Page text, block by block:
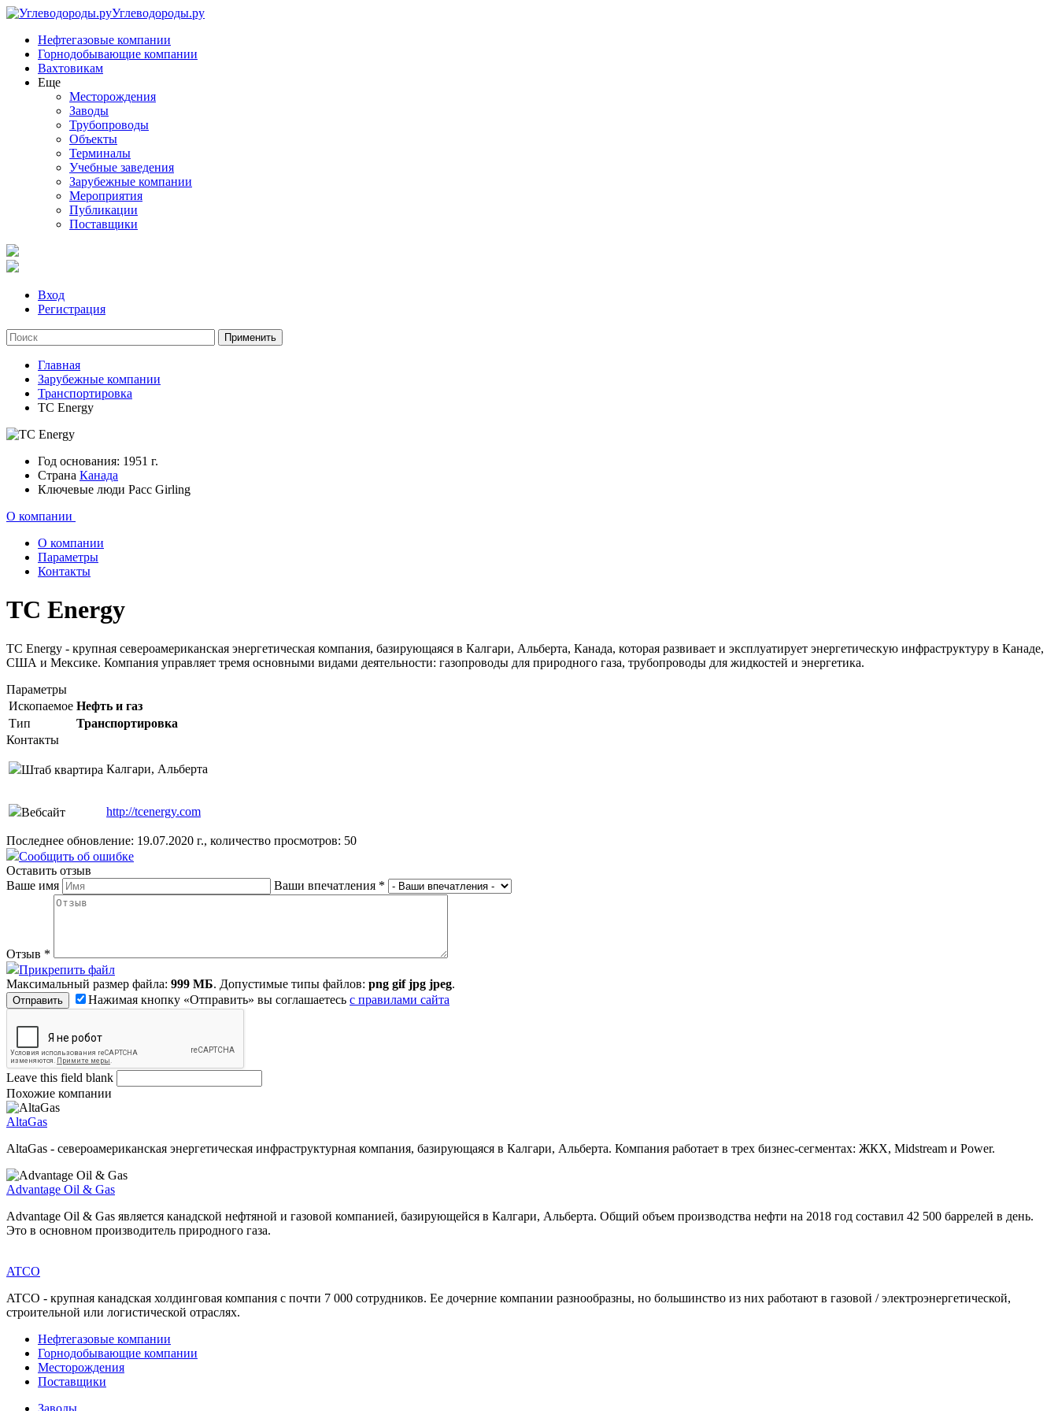
Углеводороды.ру
Нефтегазовые компании
Горнодобывающие компании
Вахтовикам
Еще
Месторождения
Заводы
Трубопроводы
Объекты
Терминалы
Учебные заведения
Зарубежные компании
Мероприятия
Публикации
Поставщики
Вход
Регистрация
Главная
Зарубежные компании
Транспортировка
TC Energy
Год основания: 1951 г.
Страна Канада
Ключевые люди Расс Girling
О компании
О компании
Параметры
Контакты
TC Energy
TC Energy - крупная североамериканская энергетическая компания, базирующаяся в Калгари, Альберта, Канада, которая развивает и эксплуатирует энергетическую инфраструктуру в Канаде,
США и Мексике. Компания управляет тремя основными видами деятельности: газопроводы для природного газа, трубопроводы для жидкостей и энергетика.
Параметры
Ископаемое Нефть и газ
Тип
Транспортировка
Контакты
Штаб квартира Калгари, Альберта
Вебсайт http://tcenergy.com
Последнее обновление: 19.07.2020 г., количество просмотров: 50
Сообщить об ошибке
Оставить отзыв
Ваше имя
Ваши впечатления *
Отзыв *
Прикрепить файл
Максимальный размер файла: 999 МБ. Допустимые типы файлов: png gif jpg jpeg.
Нажимая кнопку «Отправить» вы соглашаетесь с правилами сайта
Leave this field blank
Похожие компании
AltaGas
AltaGas - североамериканская энергетическая инфраструктурная компания, базирующаяся в Калгари, Альберта. Компания работает в трех бизнес-сегментах: ЖКХ, Midstream и Power.
Advantage Oil & Gas
Advantage Oil & Gas является канадской нефтяной и газовой компанией, базирующейся в Калгари, Альберта. Общий объем производства нефти на 2018 год составил 42 500 баррелей в день.
Это в основном производитель природного газа.
ATCO
ATCO - крупная канадская холдинговая компания с почти 7 000 сотрудников. Ее дочерние компании разнообразны, но большинство из них работают в газовой / электроэнергетической,
строительной или логистической отраслях.
Нефтегазовые компании
Горнодобывающие компании
Месторождения
Поставщики
Заводы